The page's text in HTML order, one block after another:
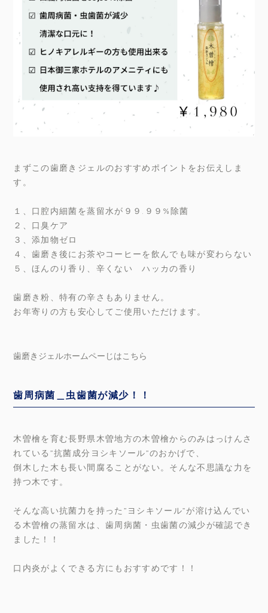
まずこの歯磨きジェルのおすすめポイントをお伝えしま
す。
１、口腔内細菌を蒸留水が９９.９９%除菌
２、口臭ケア
３、添加物ゼロ
４、歯磨き後にお茶やコーヒーを飲んでも味が変わらない
５、ほんのり香り、辛くない ハッカの香り
歯磨き粉、特有の辛さもありません。
お年寄りの方も安心してご使用いただけます。
歯磨きジェルホームペーじはこちら
歯周病菌＿虫歯菌が減少！！
木曽檜を育む長野県木曽地方の木曽檜からのみはっけんさ
れている”抗菌成分ヨシキソール”のおかげで、
倒木した木も長い間腐ることがない。そんな不思議な力を
持つ木です。
そんな高い抗菌力を持った”ヨシキソール”が溶け込んでい
る木曽檜の蒸留水は、歯周病菌・虫歯菌の減少が確認でき
ました！！
口内炎がよくできる方にもおすすめです！！